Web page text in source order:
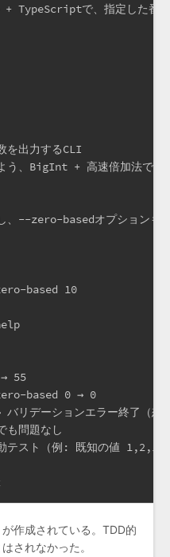
+ TypeScriptで、指定した番
を出力するCLI
う、BigInt + 高速倍加法で計
、--zero-basedオプションも
based 10
55
based 0 → 0
デーションエラー終了（想
も問題なし
テスト（例: 既知の値
作成されている。TDD的
されなかった。